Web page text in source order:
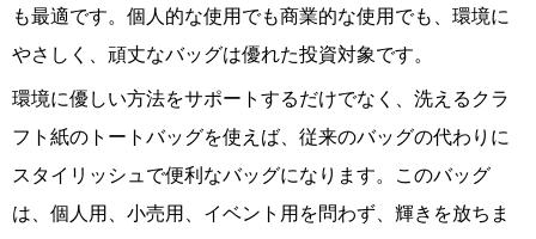
も最適です。個人的な使用でも商業的な使用でも、環境に
やさしく、頑丈なバッグは優れた投資対象です。
環境に優しい方法をサポートするだけでなく、洗えるクラ
フト紙のトートバッグを使えば、従来のバッグの代わりに
スタイリッシュで便利なバッグになります。このバッグ
は、個人用、小売用、イベント用を問わず、輝きを放ちま